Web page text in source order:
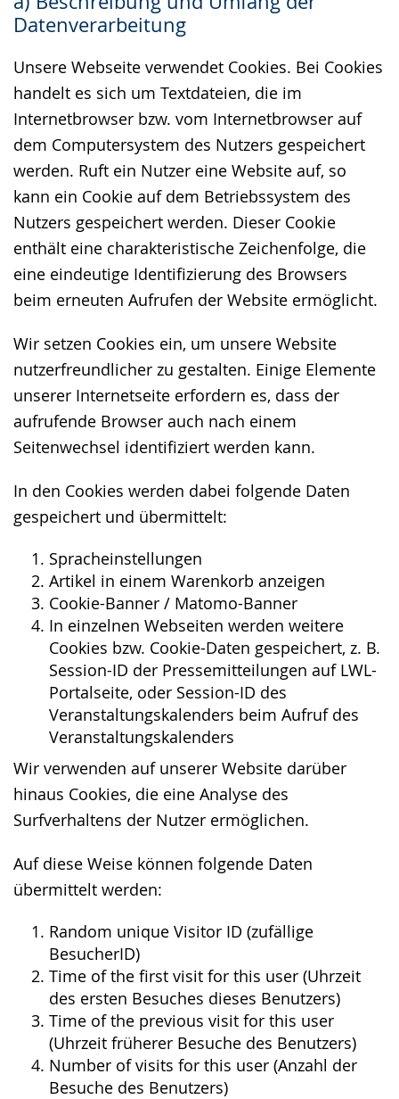
Datenverarbeitung
Unsere Webseite verwendet Cookies. Bei Cookies
handelt es sich um Textdateien, die im
Internetbrowser bzw. vom Internetbrowser auf
dem Computersystem des Nutzers gespeichert
werden. Ruft ein Nutzer eine Website auf, so
kann ein Cookie auf dem Betriebssystem des
Nutzers gespeichert werden. Dieser Cookie
enthält eine charakteristische Zeichenfolge, die
eine eindeutige Identifizierung des Browsers
beim erneuten Aufrufen der Website ermöglicht.
Wir setzen Cookies ein, um unsere Website
nutzerfreundlicher zu gestalten. Einige Elemente
unserer Internetseite erfordern es, dass der
aufrufende Browser auch nach einem
Seitenwechsel identifiziert werden kann.
In den Cookies werden dabei folgende Daten
gespeichert und übermittelt:
Spracheinstellungen
Artikel in einem Warenkorb anzeigen
Cookie-Banner / Matomo-Banner
In einzelnen Webseiten werden weitere
Cookies bzw. Cookie-Daten gespeichert, z. B.
Session-ID der Pressemitteilungen auf LWL-
Portalseite, oder Session-ID des
Veranstaltungskalenders beim Aufruf des
Veranstaltungskalenders
Wir verwenden auf unserer Website darüber
hinaus Cookies, die eine Analyse des
Surfverhaltens der Nutzer ermöglichen.
Auf diese Weise können folgende Daten
übermittelt werden:
Random unique Visitor ID (zufällige
BesucherID)
Time of the first visit for this user (Uhrzeit
des ersten Besuches dieses Benutzers)
Time of the previous visit for this user
(Uhrzeit früherer Besuche des Benutzers)
Number of visits for this user (Anzahl der
Besuche des Benutzers)
wechseln.
Deutscher
wird
angezeigt.